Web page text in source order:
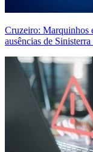
Cruzeiro: Marquinhos
ausências de